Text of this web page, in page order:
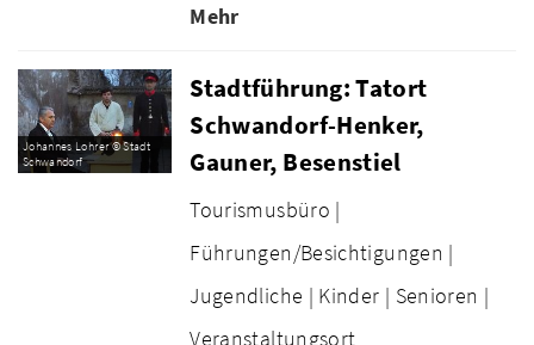
Mehr
Johannes Lohrer © Stadt
Schwandorf
Stadtführung: Tatort
Schwandorf-Henker,
Gauner, Besenstiel
Tourismusbüro |
Führungen/Besichtigungen |
Jugendliche | Kinder | Senioren |
Veranstaltungsort